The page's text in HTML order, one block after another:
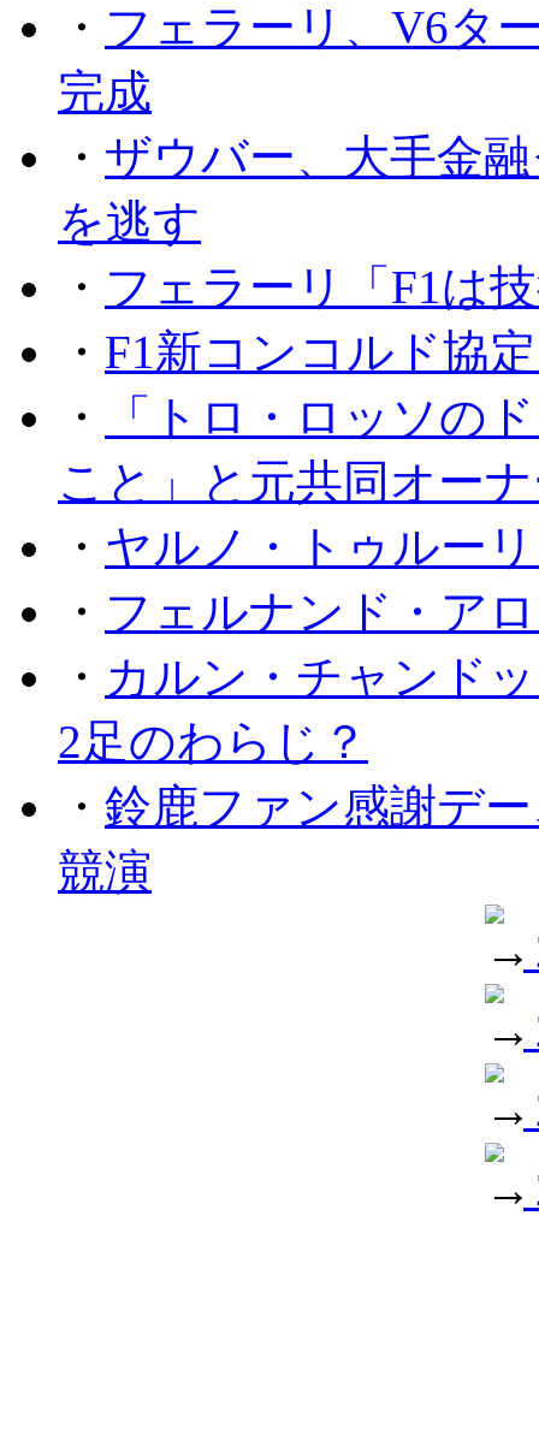
・ フェラーリ、V6タ
完成
・ ザウバー、大手金
を逃す
・ フェラーリ「F1は
・ F1新コンコルド協
・
「トロ・ロッソの
こと」と元共同オー
・ ヤルノ・トゥルー
・ フェルナンド・ア
・ カルン・チャンド
2足のわらじ？
・ 鈴鹿ファン感謝デ
競演